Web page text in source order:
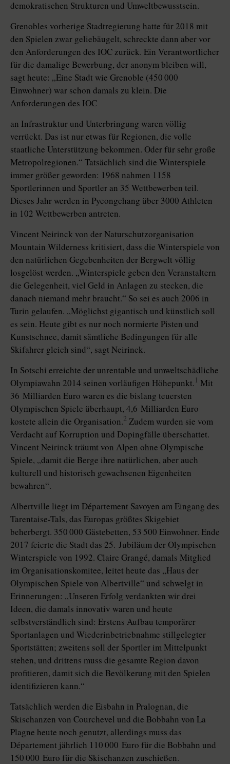
demokratischen Strukturen und Umweltbewusstsein.
Grenobles vorherige Stadtregierung hatte für 2018 mit
den Spielen zwar geliebäugelt, schreckte dann aber vor
den Anforderungen des IOC zurück. Ein Verantwortlicher
für die damalige Bewerbung, der anonym bleiben will,
sagt heute: „Eine Stadt wie Grenoble (450 000
Einwohner) war schon damals zu klein. Die
Anforderungen des IOC
an Infrastruktur und Unterbringung waren völlig
verrückt. Das ist nur etwas für Re­gio­nen, die volle
staatliche Unterstützung bekommen. Oder für sehr große
Metropolregionen.“ Tatsächlich sind die Winterspiele
immer größer geworden: 1968 nahmen 1158
Sportlerinnen und Sportler an 35 Wettbewerben teil.
Dieses Jahr werden in Pyeongchang über 3000 Athleten
in 102 Wettbewerben antreten.
Vincent Neirinck von der Naturschutzorganisation
Mountain Wilderness kritisiert, dass die Winterspiele von
den natürlichen Gegebenheiten der Bergwelt völlig
losgelöst werden. „Winterspiele geben den Veranstaltern
die Gelegenheit, viel Geld in Anlagen zu stecken, die
danach niemand mehr braucht.“ So sei es auch 2006 in
Turin gelaufen. „Möglichst gigantisch und künstlich soll
es sein. Heute gibt es nur noch normierte Pisten und
Kunstschnee, damit sämtliche Bedingungen für alle
Skifahrer gleich sind“, sagt Neirinck.
In Sotschi erreichte der unrentable und umweltschädliche
Olympiawahn 2014 seinen vorläufigen Höhepunkt. 1 Mit
36 Milliarden Euro waren es die bislang teuersten
Olympischen Spiele überhaupt, 4,6 Milliarden Euro
kostete allein die Organisation.2 Zudem wurden sie vom
Verdacht auf Korruption und Dopingfälle überschattet.
Vincent Neirinck träumt von Alpen ohne Olympische
Spiele, „damit die Berge ihre natürlichen, aber auch
kulturell und historisch gewachsenen Eigenheiten
bewahren“.
Albertville liegt im Département Savoyen am Eingang des
Taren­taise-Tals, das Europas größtes Skigebiet
beherbergt. 350 000 Gästebetten, 53 500 Einwohner. Ende
2017 feierte die Stadt das 25. Jubiläum der Olympischen
Winterspiele von 1992. Claire Grangé, damals Mitglied
im Organisationskomitee, leitet heute das „Haus der
Olympischen Spiele von Albertville“ und schwelgt in
Erinnerungen: „Unseren Erfolg verdankten wir drei
Ideen, die damals innovativ waren und heute
selbstverständlich sind: Erstens Aufbau temporärer
Sportanlagen und Wiederinbetriebnahme stillgelegter
Sportstätten; zweitens soll der Sportler im Mittelpunkt
stehen, und drittens muss die gesamte Region davon
profitieren, damit sich die Bevölkerung mit den Spielen
identifizieren kann.“
Tatsächlich werden die Eisbahn in Pralognan, die
Skischanzen von Cour­chevel und die Bobbahn von La
Plagne heute noch genutzt, allerdings muss das
Département jährlich 110 000 Euro für die Bobbahn und
150 000 Euro für die Skischanzen zuschießen.